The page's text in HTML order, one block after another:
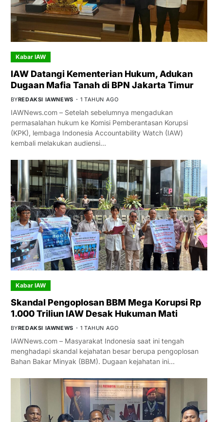
Kabar IAW
IAW Datangi Kementerian Hukum, Adukan
Dugaan Mafia Tanah di BPN Jakarta Timur
BYREDAKSI IAWNEWS 1 TAHUN AGO
IAWNews.com – Setelah sebelumnya mengadukan
permasalahan hukum ke Komisi Pemberantasan Korupsi
(KPK), lembaga Indonesia Accountability Watch (IAW)
kembali melakukan audiensi…
Kabar IAW
Skandal Pengoplosan BBM Mega Korupsi Rp
1.000 Triliun IAW Desak Hukuman Mati
BYREDAKSI IAWNEWS 1 TAHUN AGO
IAWNews.com – Masyarakat Indonesia saat ini tengah
menghadapi skandal kejahatan besar berupa pengoplosan
Bahan Bakar Minyak (BBM). Dugaan kejahatan ini…